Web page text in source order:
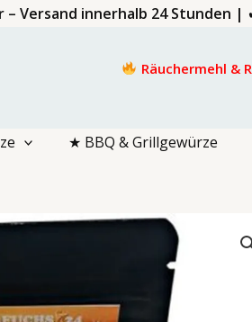
Versand innerhalb 24 Stunden
Räuchermehl &
★ BBQ & Grillgewürze